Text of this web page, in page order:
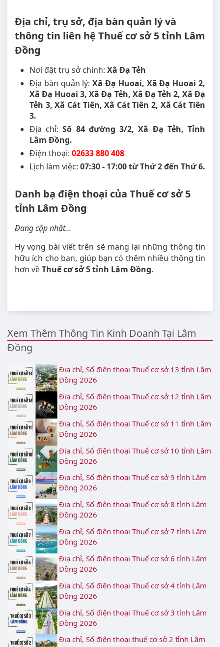
Địa chỉ, trụ sở, địa bàn quản lý và
thông tin liên hệ Thuế cơ sở 5 tỉnh Lâm
Đồng
Nơi đặt trụ sở chính: Xã Đạ Tẻh
Địa bàn quản lý:Xã Đạ Huoai, Xã Đạ Huoai 2,
Xã Đạ Huoai 3, Xã Đạ Tẻh, Xã Đạ Tẻh 2, Xã Đạ
Tẻh 3, Xã Cát Tiên, Xã Cát Tiên 2, Xã Cát Tiên
3.
Địa chỉ: Số 84 đường 3/2, Xã Đạ Tẻh, Tỉnh
Lâm Đồng.
Điện thoại: 02633 880 408
Lịch làm việc: 07:30 - 17:00 từ Thứ 2 đến Thứ 6.
Danh bạ điện thoại của Thuế cơ sở 5
tỉnh Lâm Đồng
Đang cập nhật…
Hy vọng bài viết trên sẽ mang lại những thông tin
hữu ích cho bạn, giúp bạn có thêm nhiều thông tin
hơn vềThuế cơ sở 5 tỉnh Lâm Đồng.
Xem Thêm Thông Tin Kinh Doanh Tại Lâm
Đồng
Địa chỉ, Số điện thoại Thuế cơ sở 13 tỉnh Lâm
Đồng 2026
Địa chỉ, Số điện thoại Thuế cơ sở 12 tỉnh Lâm
Đồng 2026
Địa chỉ, Số điện thoại Thuế cơ sở 11 tỉnh Lâm
Đồng 2026
Địa chỉ, Số điện thoại Thuế cơ sở 10 tỉnh Lâm
Đồng 2026
Địa chỉ, Số điện thoại Thuế cơ sở 9 tỉnh Lâm
Đồng 2026
Địa chỉ, Số điện thoại Thuế cơ sở 8 tỉnh Lâm
Đồng 2026
Địa chỉ, Số điện thoại Thuế cơ sở 7 tỉnh Lâm
Đồng 2026
Địa chỉ, Số điện thoại Thuế cơ sở 6 tỉnh Lâm
Đồng 2026
Địa chỉ, Số điện thoại Thuế cơ sở 4 tỉnh Lâm
Đồng 2026
Địa chỉ, Số điện thoại Thuế cơ sở 3 tỉnh Lâm
Đồng 2026
Địa chỉ, Số điện thoại thuế cơ sở 2 tỉnh Lâm